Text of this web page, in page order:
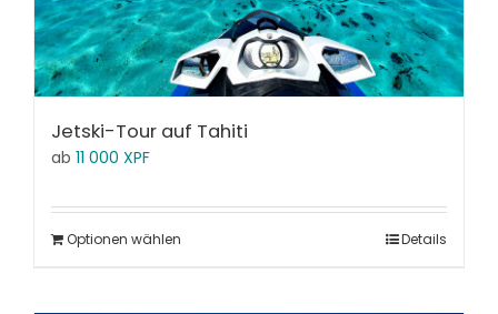
Jetski-Tour auf Tahiti
ab 11 000 XPF
Optionen wählen Details